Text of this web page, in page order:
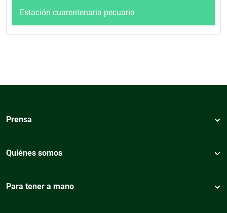
Estación cuarentenaria pecuaria
Prensa
Quiénes somos
Para tener a mano